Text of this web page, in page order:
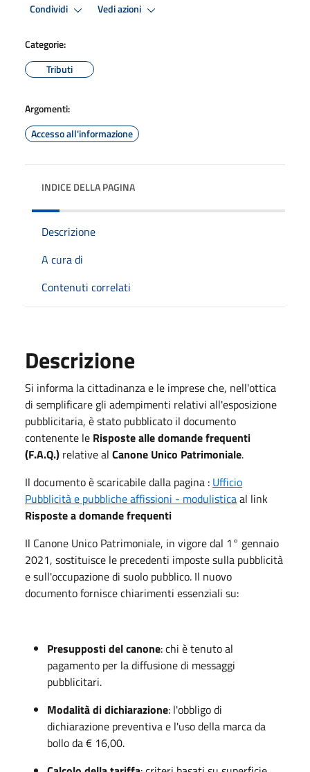
Condividi Vedi azioni
Categorie:
Tributi
Argomenti:
Accesso all'informazione
INDICE DELLA PAGINA
Descrizione
A cura di
Contenuti correlati
Descrizione
Si informa la cittadinanza e le imprese che, nell'ottica
di semplificare gli adempimenti relativi all'esposizione
pubblicitaria, è stato pubblicato il documento
contenente le Risposte alle domande frequenti
(F.A.Q.) relative al Canone Unico Patrimoniale.
Il documento è scaricabile dalla pagina : Ufficio
Pubblicità e pubbliche affissioni - modulisticaal link
Risposte a domande frequenti
Il Canone Unico Patrimoniale, in vigore dal 1° gennaio
2021, sostituisce le precedenti imposte sulla pubblicità
e sull'occupazione di suolo pubblico. Il nuovo
documento fornisce chiarimenti essenziali su:
Presupposti del canone: chi è tenuto al
pagamento per la diffusione di messaggi
pubblicitari.
Modalità di dichiarazione: l'obbligo di
dichiarazione preventiva e l'uso della marca da
bollo da € 16,00.